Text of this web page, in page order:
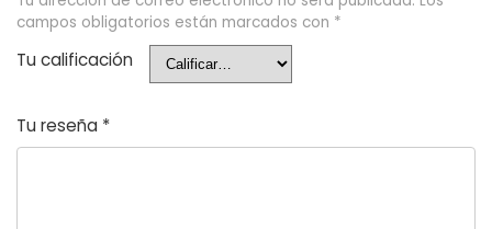
campos obligatorios están marcados con *
Tu calificación
Tu reseña *